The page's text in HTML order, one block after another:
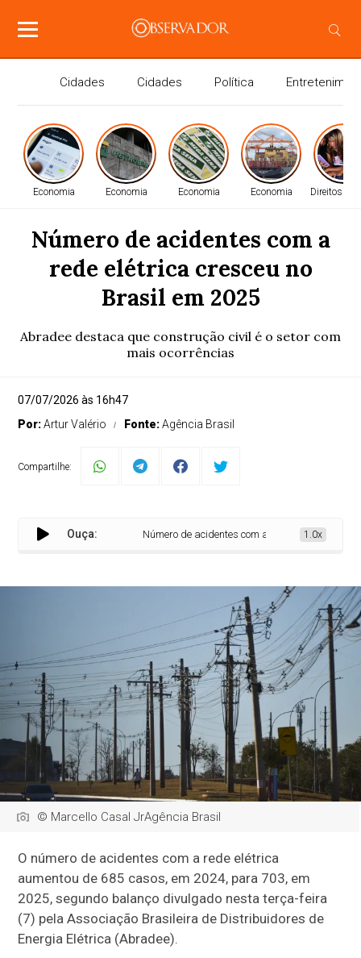
Cidades Cidades Política
Economia Economia Economia Economia Direitos
Número de acidentes com a
rede elétrica cresceu no
Brasil em 2025
Abradee destaca que construção civil é o setor com
mais ocorrências
07/07/2026 às 16h47
Por:Artur Valério Fonte:Agência Brasil
Compartilhe:
Ouça: Número de acidentes com a rede elétrica cresceu
1.0x
© Marcello Casal JrAgência Brasil
O número de acidentes com a rede elétrica
aumentou de 685 casos, em 2024, para 703, em
2025, segundo balanço divulgado nesta terça-feira
(7) pela Associação Brasileira de Distribuidores de
Energia Elétrica (Abradee).